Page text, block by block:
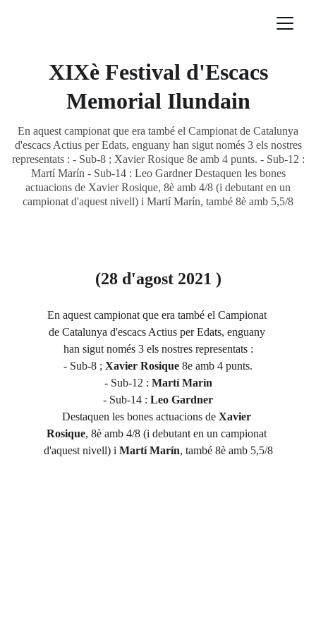
XIXè Festival d'Escacs
Memorial Ilundain
En aquest campionat que era també el Campionat de Catalunya
d'escacs Actius per Edats, enguany han sigut només 3 els nostres
representats : - Sub-8 ; Xavier Rosique 8e amb 4 punts. - Sub-12 :
Martí Marín - Sub-14 : Leo Gardner Destaquen les bones
actuacions de Xavier Rosique, 8è amb 4/8 (i debutant en un
campionat d'aquest nivell) i Martí Marín, també 8è amb 5,5/8
(28 d'agost 2021 )
En aquest campionat que era també el Campionat
de Catalunya d'escacs Actius per Edats, enguany
han sigut només 3 els nostres representats :
- Sub-8 ; Xavier Rosique 8e amb 4 punts.
- Sub-12 : Martí Marín
- Sub-14 : Leo Gardner
Destaquen les bones actuacions de Xavier
Rosique, 8è amb 4/8 (i debutant en un campionat
d'aquest nivell) i Martí Marín, també 8è amb 5,5/8